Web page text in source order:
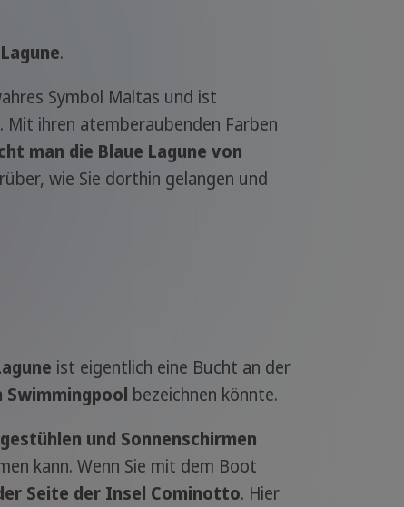
.
Symbol Maltas und ist
ihren atemberaubenden Farben
man die Blaue Lagune von
wie Sie dorthin gelangen und
ist eigentlich eine Bucht an der
Swimmingpool bezeichnen könnte.
und Sonnenschirmen
kann. Wenn Sie mit dem Boot
Seite der Insel Cominotto. Hier